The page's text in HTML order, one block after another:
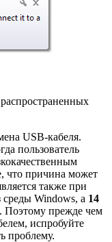
USB-кабеля.
пользователь
что причина может
также при
среды Windows, а 14
Поэтому прежде чем
испробуйте
проблему.